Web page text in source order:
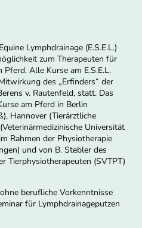
Lymphdrainage (E.S.E.L.)
zum Therapeuten für
Alle Kurse am E.S.E.L.
des „Erfinders“ der
v. Rautenfeld, statt. Das
am Pferd in Berlin
Hannover (Tierärztliche
Universität
Rahmen der Physiotherapie
und von B. Stebler des
Tierphysiotherapeuten (SVTPT)
berufliche Vorkenntnisse
für Lymphdrainageputzen